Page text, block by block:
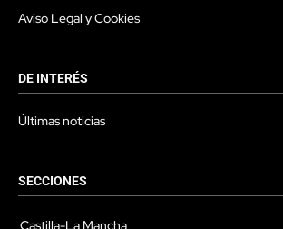
Aviso Legal y Cookies
DE INTERÉS
Últimas noticias
SECCIONES
Castilla-La Mancha